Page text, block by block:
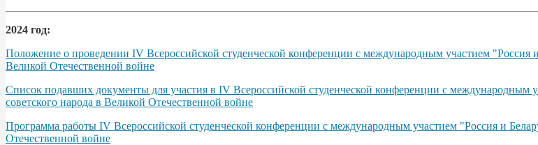
2024 год:
Положение о проведении IV Всероссийской студенческой конференции с международным участием "Россия
Великой Отечественной войне
Список подавших документы для участия в IV Всероссийской студенческой конференции с
советского народа в Великой Отечественной войне
Программа работы IV Всероссийской студенческой конференции с международным участием "Россия и
Отечественной войне